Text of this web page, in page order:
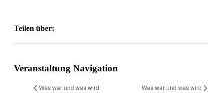
Teilen über:
Veranstaltung Navigation
Was war und was wird Was war und was wird